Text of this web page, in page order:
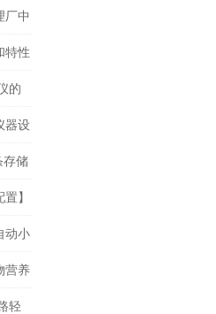
厂中
特性
的
器设
存储
】
动小
营养
轻